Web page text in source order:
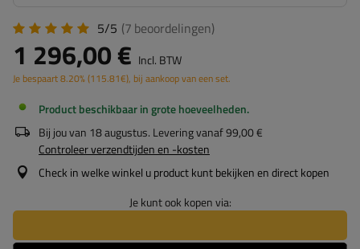
5/5 (7 beoordelingen)
1 296,00 € Incl. BTW
Je bespaart8.20%(115.81€), bij aankoop van een set.
Product beschikbaar in grote hoeveelheden
Bij jou van 18 augustus. Levering vanaf99,00 €
Controleer verzendtijden en -kosten
Check in welke winkel u product kunt bekijken en direct kopen
Je kunt ook kopen via: